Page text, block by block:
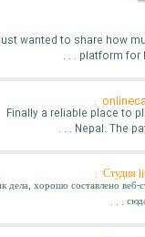
wanted to share how
platform for
Finally a reliable place to
Nepal. The
Студия
дела, хорошо составлено веб-